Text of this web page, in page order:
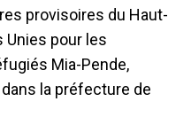
provisoires du Haut-
pour les
Mia-Pende,
la préfecture de